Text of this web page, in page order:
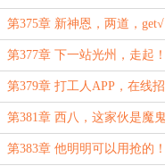
第375章 新神恩，两道，get√
第377章 下一站光州，走起！
第379章 打工人APP，在线招
第381章 西八，这家伙是魔
第383章 他明明可以用抢的！